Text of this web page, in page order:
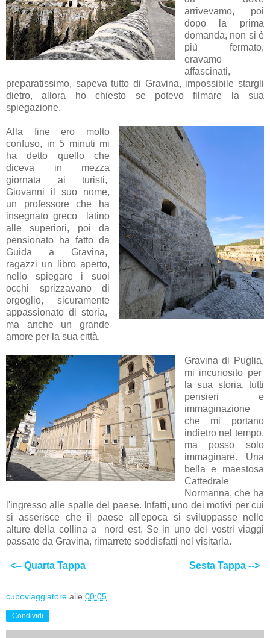
arrivevamo, poi
dopo la prima
domanda, non si è
più fermato,
eravamo
affascinati,
preparatissimo, sapeva tutto di Gravina, impossibile stargli
dietro, allora ho chiesto se potevo filmare la sua
spiegazione.
Alla fine ero molto
confuso, in 5 minuti mi
ha detto quello che
diceva in mezza
giornata ai turisti,
Giovanni il suo nome,
un professore che ha
insegnato greco latino
alle superiori, poi da
pensionato ha fatto da
Guida a Gravina,
ragazzi un libro aperto,
nello spiegare i suoi
occhi sprizzavano di
orgoglio, sicuramente
appassionato di storia,
ma anche un grande
amore per la sua città.
Gravina di Puglia,
mi incuriosito per
la sua storia, tutti
pensieri e
immaginazione
che mi portano
indietro nel tempo,
ma posso solo
immaginare. Una
bella e maestosa
Cattedrale
Normanna, che ha
l'ingresso alle spalle del paese. Infatti, uno dei motivi per cui
si asserisce che il paese all'epoca si sviluppasse nelle
alture della collina a nord est. Se in uno dei vostri viaggi
passate da Gravina, rimarrete soddisfatti nel visitarla.
<-- Quarta Tappa Sesta Tappa -->
cuboviaggiatore alle 00:05
Condividi